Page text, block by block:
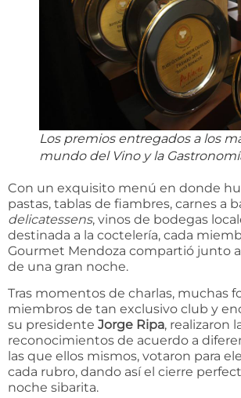
Los premios entregados a los
mundo del Vino y la
Con un exquisito menú en donde
pastas, tablas de fiambres, carnes a
delicatessens, vinos de bodegas
destinada a la coctelería, cada
Gourmet Mendoza compartió junto
de una gran noche.
Tras momentos de charlas, muchas
miembros de tan exclusivo club y
su presidente Jorge Ripa, realizaron
reconocimientos de acuerdo a
las que ellos mismos, votaron para
cada rubro, dando así el cierre
noche sibarita.